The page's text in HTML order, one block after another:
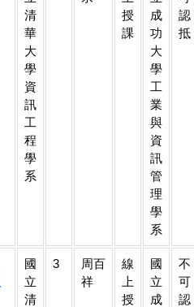
清
華
大
學
資
訊
工
程
學
系
授
課
成
功
大
學
工
業
與
資
訊
管
理
學
系
認
抵
國
立
清
3
周百
祥
線
上
授
國
立
成
不
可
認